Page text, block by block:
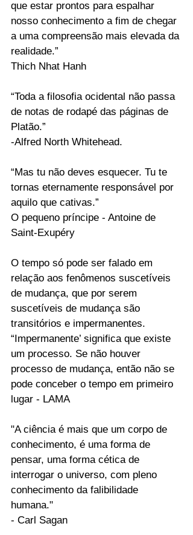
que estar prontos para espalhar
nosso conhecimento a fim de chegar
a uma compreensão mais elevada da
realidade.”
Thich Nhat Hanh
“Toda a filosofia ocidental não passa
de notas de rodapé das páginas de
Platão.”
-Alfred North Whitehead.
“Mas tu não deves esquecer. Tu te
tornas eternamente responsável por
aquilo que cativas.”
O pequeno príncipe - Antoine de
Saint-Exupéry
O tempo só pode ser falado em
relação aos fenômenos suscetíveis
de mudança, que por serem
suscetíveis de mudança são
transitórios e impermanentes.
“Impermanente’ significa que existe
um processo. Se não houver
processo de mudança, então não se
pode conceber o tempo em primeiro
lugar - LAMA
"A ciência é mais que um corpo de
conhecimento, é uma forma de
pensar, uma forma cética de
interrogar o universo, com pleno
conhecimento da falibilidade
humana."
- Carl Sagan